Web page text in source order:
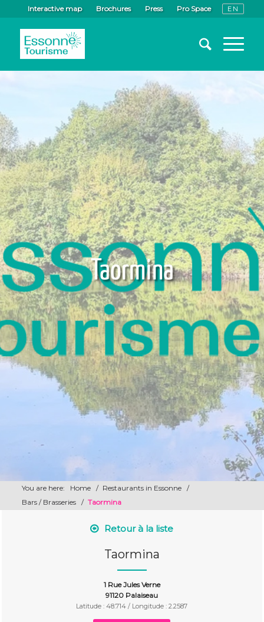
Interactive map Brochures Press Pro Space
Taormina
You are here: Home / Restaurants in Essonne
/
Bars / Brasseries
/ Taormina
Retour à la liste
Taormina
1 Rue Jules Verne
91120 Palaiseau
Latitude : 48.714 / Longitude : 2.2587